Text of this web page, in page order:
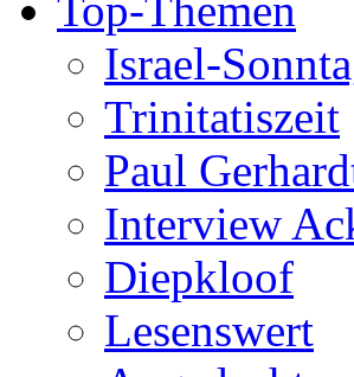
Israel-
Trinitatiszeit
Paul
Interview
Diepkloof
Lesenswert